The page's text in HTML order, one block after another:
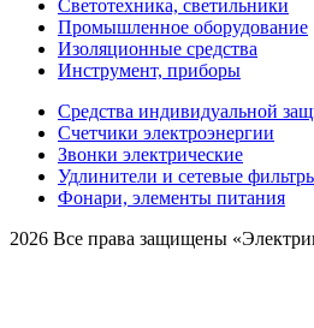
Светотехника, светильники
Промышленное оборудование
Изоляционные средства
Инструмент, приборы
Средства индивидуальной
Счетчики электроэнергии
Звонки электрические
Удлинители и сетевые
Фонари, элементы питания
2026 Все права защищены